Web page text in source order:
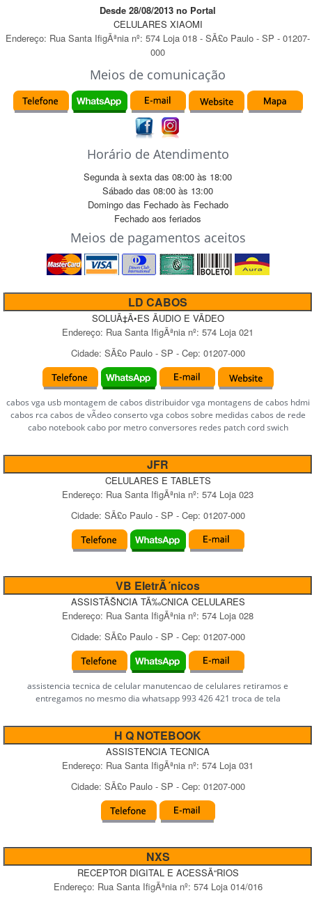
Desde 28/08/2013 no Portal
CELULARES XIAOMI
Endereço: Rua Santa IfigÃªnia nº: 574 Loja 018 - SÃ£o Paulo - SP - 01207-
000
Meios de comunicação
Horário de Atendimento
Segunda à sexta das 08:00 às 18:00
Sábado das 08:00 às 13:00
Domingo das Fechadoàs Fechado
Fechado aos feriados
Meios de pagamentos aceitos
LD CABOS
SOLUÃ‡Ã•ES ÃUDIO E VÃDEO
Endereço: Rua Santa IfigÃªnia nº: 574 Loja 021
Cidade: SÃ£o Paulo- SP - Cep: 01207-000
cabos vga usb montagem de cabos distribuidor vga montagens de cabos hdmi
cabos rca cabos de vÃ­deo conserto vga cobos sobre medidas cabos de rede
cabo notebook cabo por metro conversores redes patch cord swich
JFR
CELULARES E TABLETS
Endereço: Rua Santa IfigÃªnia nº: 574 Loja 023
Cidade: SÃ£o Paulo- SP - Cep: 01207-000
VB EletrÃ´nicos
ASSISTÃŠNCIA TÃ‰CNICA CELULARES
Endereço: Rua Santa IfigÃªnia nº: 574 Loja 028
Cidade: SÃ£o Paulo- SP - Cep: 01207-000
assistencia tecnica de celular manutencao de celulares retiramos e
entregamos no mesmo dia whatsapp 993 426 421 troca de tela
H Q NOTEBOOK
ASSISTENCIA TECNICA
Endereço: Rua Santa IfigÃªnia nº: 574 Loja 031
Cidade: SÃ£o Paulo- SP - Cep: 01207-000
NXS
RECEPTOR DIGITAL E ACESSÃ“RIOS
Endereço: Rua Santa IfigÃªnianº: 574 Loja 014/016